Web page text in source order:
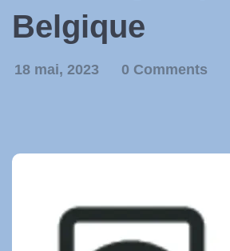
Belgique
18 mai, 2023 0 Comments